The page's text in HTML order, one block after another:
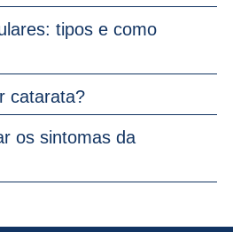
tipos e como
catarata?
os sintomas da